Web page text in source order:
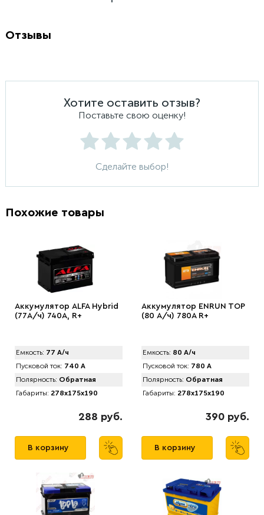
Отзывы
Хотите оставить отзыв?
Поставьте свою оценку!
Сделайте выбор!
Похожие товары
Аккумулятор ALFA Hybrid
(77А/ч) 740A, R+
Емкость: 77 А/ч
Пусковой ток: 740 А
Полярность: Обратная
Габариты: 278x175x190
288 руб.
В корзину
Аккумулятор ENRUN TOP
(80 А/ч) 780A R+
Емкость: 80 А/ч
Пусковой ток: 780 А
Полярность: Обратная
Габариты: 278x175x190
390 руб.
В корзину